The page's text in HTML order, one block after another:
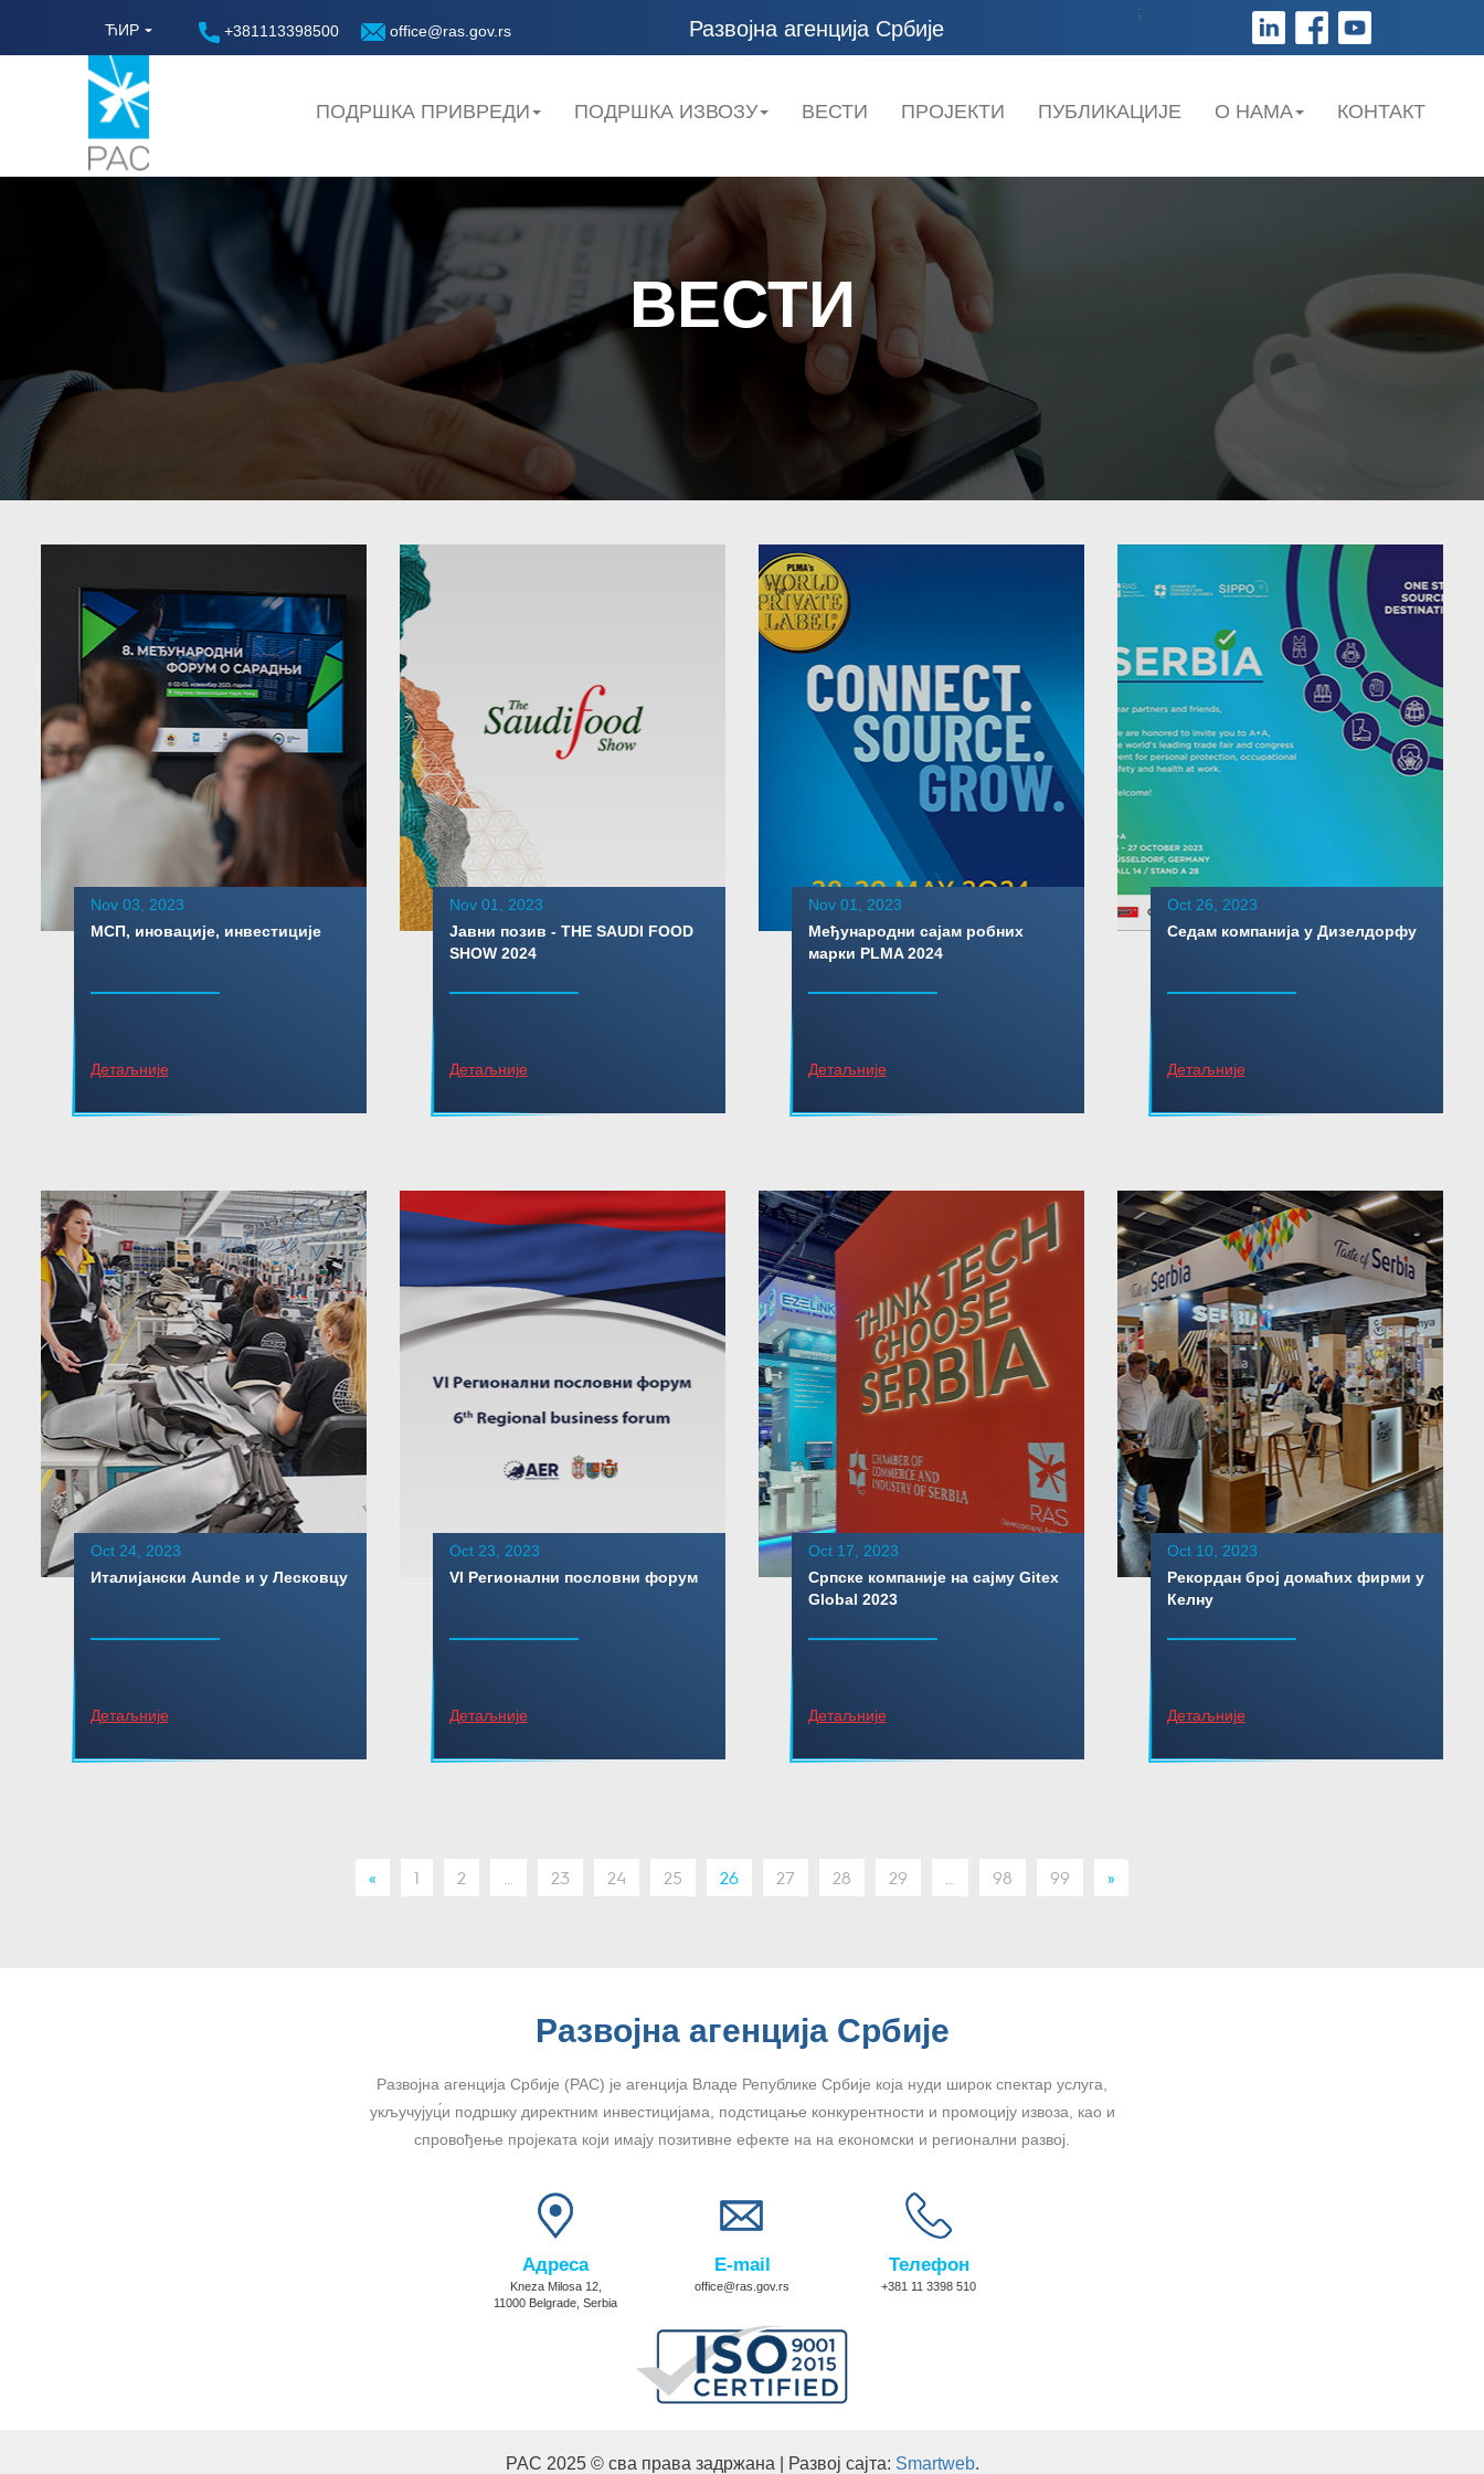
ЋИР +381113398500 office@ras.gov.rs Развојна агенција Србије
;
ПОДРШКА ПРИВРЕДИ ПОДРШКА ИЗВОЗУ ВЕСТИ ПРОЈЕКТИ ПУБЛИКАЦИЈЕ О НАМА КОНТАКТ
ВЕСТИ
Nov 03, 2023
МСП, иновације, инвестиције
Детаљније
Nov 01, 2023
Јавни позив - THE SAUDI FOOD
SHOW 2024
Детаљније
Nov 01, 2023
Међународни сајам робних
марки PLMA 2024
Детаљније
Oct 26, 2023
Седам компанија у Дизелдорфу
Детаљније
Oct 24, 2023
Италијански Aunde и у Лесковцу
Детаљније
Oct 23, 2023
VI Регионални пословни форум
Детаљније
Oct 17, 2023
Српске компаније на сајму Gitex
Global 2023
Детаљније
Oct 10, 2023
Рекордaн број домаћих фирми у
Келну
Детаљније
« 1 2 23 24 25 26 27 28 29 98 99 »
Развојна агенција Србије
Развојна агенција Србије (РАС) је агенција Владе Републике Србије која нуди широк спектар услуга,
укључујуц́и подршку директним инвестицијама, подстицање конкурентности и промоцију извоза, као и
спровођење пројеката који имају позитивне ефекте на на економски и регионални развој.
Адреса
Kneza Milosa 12,
11000 Belgrade, Serbia
E-mail
office@ras.gov.rs
Телефон
+381 11 3398 510
РАС 2025 © сва права задржана | Развој сајта: Smartweb.